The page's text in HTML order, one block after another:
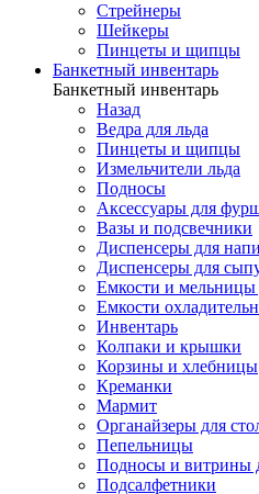
Стрейнеры
Шейкеры
Пинцеты и щипцы
Банкетный инвентарь
Банкетный инвентарь
Назад
Ведра для льда
Пинцеты и щипцы
Измельчители льда
Подносы
Аксессуары для
Вазы и подсвечники
Диспенсеры для
Диспенсеры для
Емкости и мельницы
Емкости
Инвентарь
Колпаки и крышки
Корзины и хлебницы
Креманки
Мармит
Органайзеры для
Пепельницы
Подносы и витрины
Подсалфетники